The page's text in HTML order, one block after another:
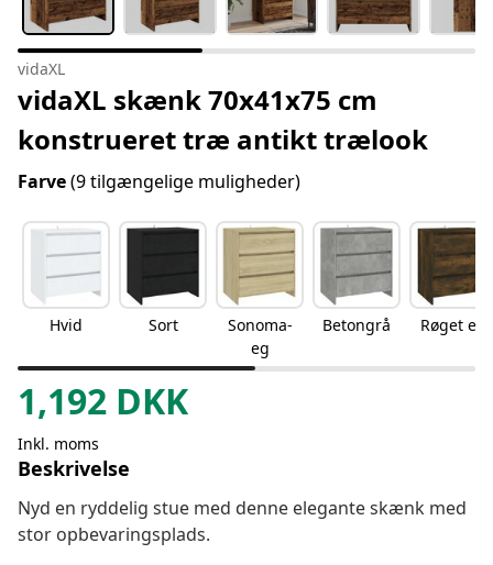
vidaXL
vidaXL skænk 70x41x75 cm
konstrueret træ antikt trælook
Farve(9 tilgængelige muligheder)
Hvid Sort
Sonoma-
eg
Betongrå Røget eg
1,192 DKK
Inkl. moms
Beskrivelse
Nyd en ryddelig stue med denne elegante skænk med
stor opbevaringsplads.